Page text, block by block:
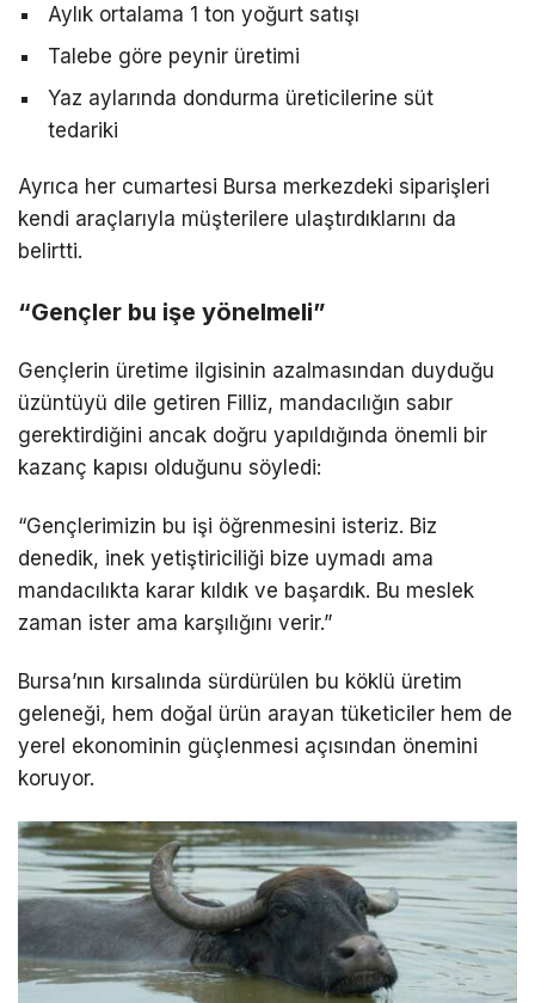
Aylık ortalama 1 ton yoğurt satışı
Talebe göre peynir üretimi
Yaz aylarında dondurma üreticilerine süt
tedariki
Ayrıca her cumartesi Bursa merkezdeki siparişleri
kendi araçlarıyla müşterilere ulaştırdıklarını da
belirtti.
“Gençler bu işe yönelmeli”
Gençlerin üretime ilgisinin azalmasından duyduğu
üzüntüyü dile getiren Filliz, mandacılığın sabır
gerektirdiğini ancak doğru yapıldığında önemli bir
kazanç kapısı olduğunu söyledi:
“Gençlerimizin bu işi öğrenmesini isteriz. Biz
denedik, inek yetiştiriciliği bize uymadı ama
mandacılıkta karar kıldık ve başardık. Bu meslek
zaman ister ama karşılığını verir.”
Bursa’nın kırsalında sürdürülen bu köklü üretim
geleneği, hem doğal ürün arayan tüketiciler hem de
yerel ekonominin güçlenmesi açısından önemini
koruyor.